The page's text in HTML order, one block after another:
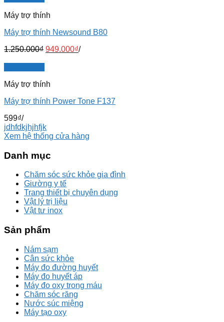
Máy trợ thính
Máy trợ thính Newsound B80
1.250.000₫ 949.000₫/
Máy trợ thính
Máy trợ thính Power Tone F137
599₫/
jdhfdkjhjhfjk
Xem hệ thống cửa hàng
Danh mục
Chăm sóc sức khỏe gia đình
Giường y tế
Trang thiết bị chuyên dụng
Vật lý trị liệu
Vật tư inox
Sản phẩm
Nám sạm
Cân sức khỏe
Máy đo đường huyết
Máy đo huyết áp
Máy đo oxy trong máu
Chăm sóc răng
Nước súc miệng
Máy tạo oxy